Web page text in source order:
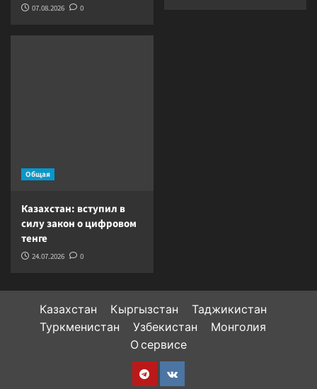
07.08.2026 0
Общая
Казахстан: вступил в
силу закон о цифровом
тенге
24.07.2026 0
Казахстан Кыргызстан
Таджикистан
Туркменистан
Узбекистан
Монголия
О сервисе
Telegram
VK